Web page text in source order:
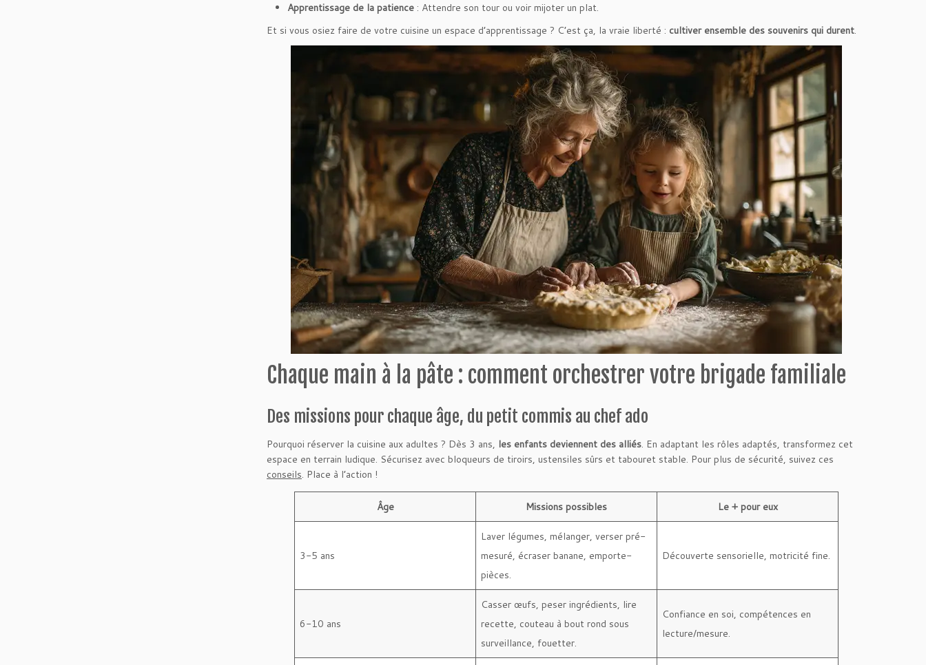
Apprentissage de la patience : Attendre son tour ou voir mijoter un plat.
Et si vous osiez faire de votre cuisine un espace d’apprentissage ? C’est ça, la vraie liberté : cultiver ensemble des souvenirs qui durent.
Chaque main à la pâte : comment orchestrer votre brigade familiale
Des missions pour chaque âge, du petit commis au chef ado
Pourquoi réserver la cuisine aux adultes ? Dès 3 ans, les enfants deviennent des alliés. En adaptant les rôles adaptés, transformez cet
espace en terrain ludique. Sécurisez avec bloqueurs de tiroirs, ustensiles sûrs et tabouret stable. Pour plus de sécurité, suivez ces
conseils. Place à l’action !
Âge Missions possibles Le + pour eux
3-5 ans
Laver légumes, mélanger, verser pré-
mesuré, écraser banane, emporte-
pièces.
Découverte sensorielle, motricité fine.
6-10 ans
Casser œufs, peser ingrédients, lire
recette, couteau à bout rond sous
surveillance, fouetter.
Confiance en soi, compétences en
lecture/mesure.